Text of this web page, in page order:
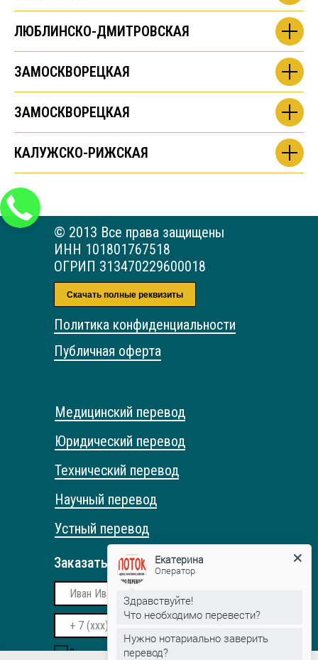
ЛЮБЛИНСКО-ДМИТРОВСКАЯ
ЗАМОСКВОРЕЦКАЯ
ЗАМОСКВОРЕЦКАЯ
КАЛУЖСКО-РИЖСКАЯ
© 2013 Все права защищены
ИНН 101801767518
ОГРИП 313470229600018
Публичная оферта
Скачать полные реквизиты
Медицинский перевод
Юридический перевод
Технический перевод
Научный перевод
Устный перевод
Даю согласие на обработку
Заказать обратный звонок
Политика конфиденциальности
Екатерина
Оператор
Здравствуйте!
Что необходимо перевести?
Нужно нотариально заверить
перевод?